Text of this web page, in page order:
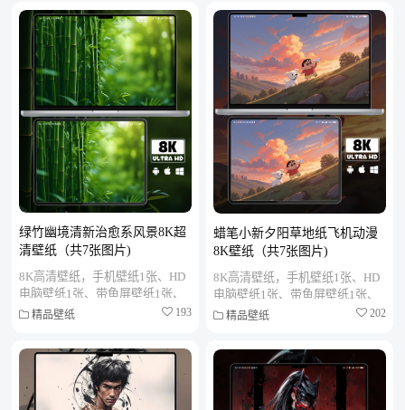
绿竹幽境清新治愈系风景8K超
清壁纸（共7张图片)
8K高清壁纸，手机壁纸1张、HD
电脑壁纸1张、带鱼屏壁纸1张、
折叠屏壁纸1张、MAC笔记本壁
精品壁纸 193
蜡笔小新夕阳草地纸飞机动漫
8K壁纸（共7张图片)
8K高清壁纸，手机壁纸1张、HD
电脑壁纸1张、带鱼屏壁纸1张、
折叠屏壁纸1张、MAC笔记本壁
精品壁纸 202